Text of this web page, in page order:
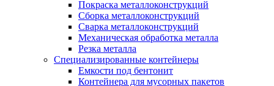
Покраска металлоконструкций
Сборка металлоконструкций
Сварка металлоконструкций
Механическая обработка металла
Резка металла
Специализированные контейнеры
Емкости под бентонит
Контейнера для мусорных пакетов